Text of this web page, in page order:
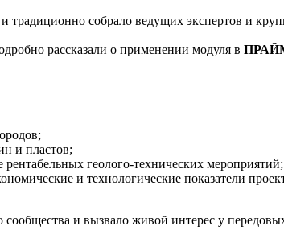
традиционно собрало ведущих экспертов и
рассказали о применении модуля в
и пластов;
геолого-технических мероприятий;
и технологические показатели
и вызвало живой интерес у